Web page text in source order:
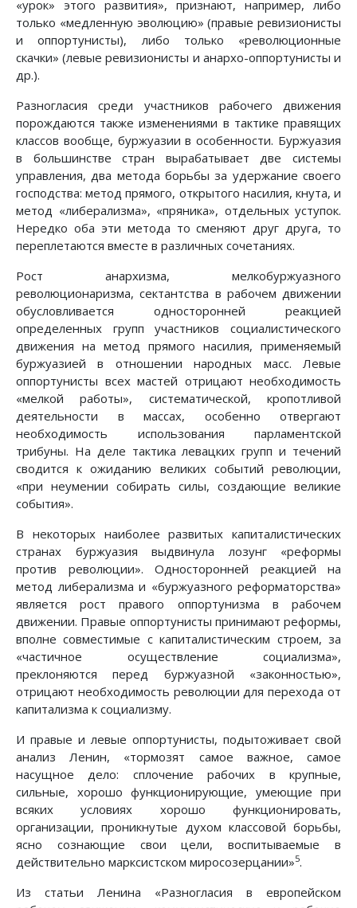
«урок» этого развития», признают, например, либо
только «медленную эволюцию» (правые ревизионисты
и оппортунисты), либо только «революционные
скачки» (левые ревизионисты и анархо-оппортунисты и
др.).
Разногласия среди участников рабочего движения
порождаются также изменениями в тактике правящих
классов вообще, буржуазии в особенности. Буржуазия
в большинстве стран вырабатывает две системы
управления, два метода борьбы за удержание своего
господства: метод прямого, открытого насилия, кнута, и
метод «либерализма», «пряника», отдельных уступок.
Нередко оба эти метода то сменяют друг друга, то
переплетаются вместе в различных сочетаниях.
Рост анархизма, мелкобуржуазного
революционаризма, сектантства в рабочем движении
обусловливается односторонней реакцией
определенных групп участников социалистического
движения на метод прямого насилия, применяемый
буржуазией в отношении народных масс. Левые
оппортунисты всех мастей отрицают необходимость
«мелкой работы», систематической, кропотливой
деятельности в массах, особенно отвергают
необходимость использования парламентской
трибуны. На деле тактика левацких групп и течений
сводится к ожиданию великих событий революции,
«при неумении собирать силы, создающие великие
события».
В некоторых наиболее развитых капиталистических
странах буржуазия выдвинула лозунг «реформы
против революции». Односторонней реакцией на
метод либерализма и «буржуазного реформаторства»
является рост правого оппортунизма в рабочем
движении. Правые оппортунисты принимают реформы,
вполне совместимые с капиталистическим строем, за
«частичное осуществление социализма»,
преклоняются перед буржуазной «законностью»,
отрицают необходимость революции для перехода от
капитализма к социализму.
И правые и левые оппортунисты, подытоживает свой
анализ Ленин, «тормозят самое важное, самое
насущное дело: сплочение рабочих в крупные,
сильные, хорошо функционирующие, умеющие при
всяких условиях хорошо функционировать,
организации, проникнутые духом классовой борьбы,
ясно сознающие свои цели, воспитываемые в
действительно марксистском миросозерцании»5.
Из статьи Ленина «Разногласия в европейском